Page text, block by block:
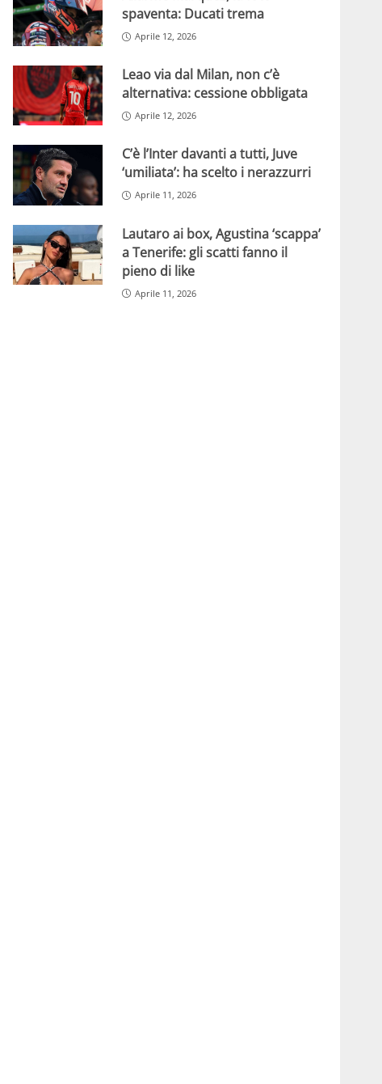
spaventa: Ducati trema
Aprile 12, 2026
Leao via dal Milan, non c’è
alternativa: cessione obbligata
Aprile 12, 2026
C’è l’Inter davanti a tutti, Juve
‘umiliata’: ha scelto i nerazzurri
Aprile 11, 2026
Lautaro ai box, Agustina ‘scappa’
a Tenerife: gli scatti fanno il
pieno di like
Aprile 11, 2026